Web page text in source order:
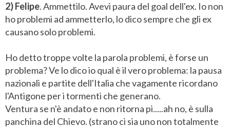
2) Felipe. Ammettilo. Avevi paura del goal dell'ex. Io non
ho problemi ad ammetterlo, lo dico sempre che gli ex
causano solo problemi.
Ho detto troppe volte la parola problemi, è forse un
problema? Ve lo dico io qual è il vero problema: la pausa
nazionali e partite dell'Italia che vagamente ricordano
l'Antigone per i tormenti che generano.
Ventura se n'è andato e non ritorna pi.....ah no, è sulla
panchina del Chievo. (strano ci sia uno non totalmente